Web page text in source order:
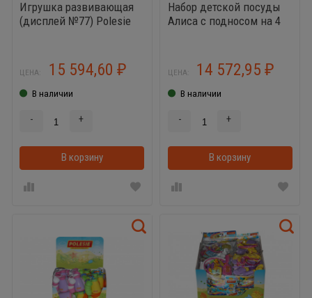
Игрушка развивающая
(дисплей №77) Polesie
12 шт., Садовый домик
-15 шт.)
ЦЕНА: 15 594,60 ₽
В наличии
- +
В корзину В корзинке
Набор детской посуды
Алиса с подносом на 4
ЦЕНА: 14 572,95₽
В наличии
- +
В корзину